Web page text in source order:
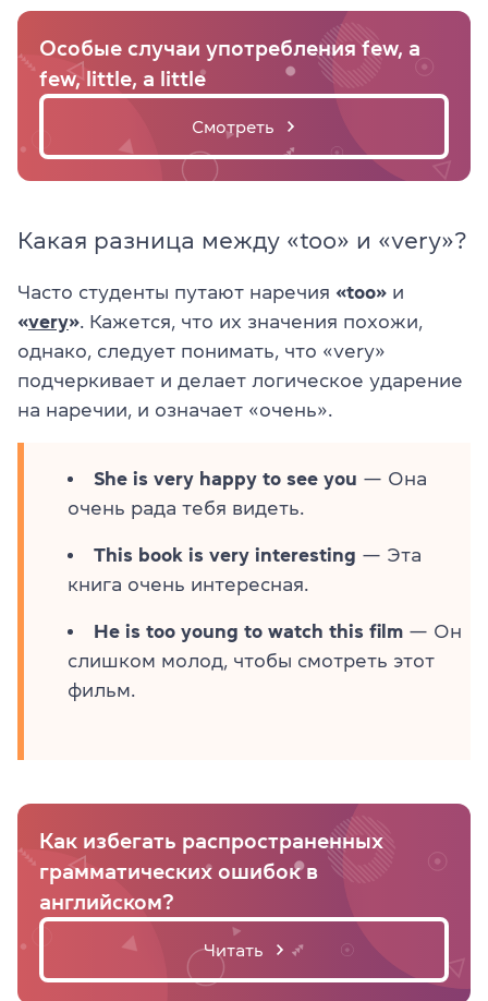
Особые случаи употребления few, a
few, little, a little
Смотреть
Какая разница между «too» и «very»?
Часто студенты путают наречия «too» и
«very» . Кажется, что их значения похожи,
однако, следует понимать, что «very»
подчеркивает и делает логическое ударение
на наречии, и означает «очень».
She is very happy to see you — Она
очень рада тебя видеть.
This book is very interesting — Эта
книга очень интересная.
He is too young to watch this film — Он
слишком молод, чтобы смотреть этот
фильм.
Как избегать распространенных
грамматических ошибок в
английском?
Читать